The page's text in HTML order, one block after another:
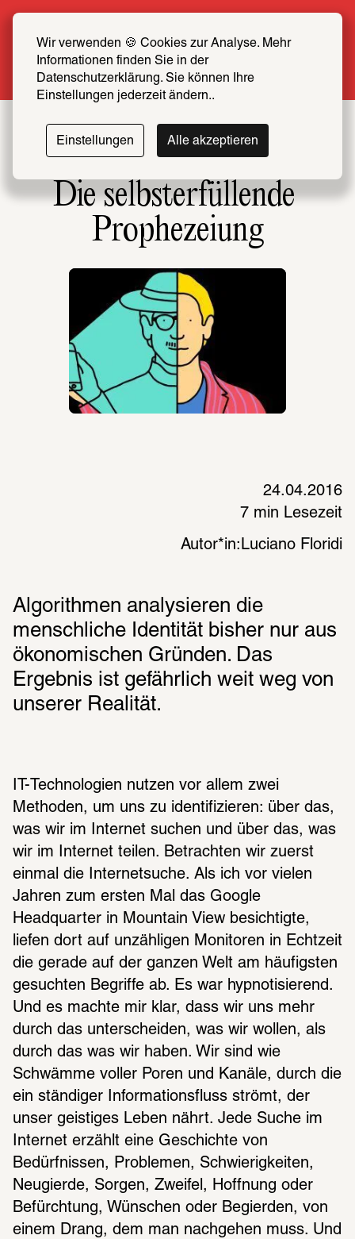
Wir verwenden 🍪 Cookies zur Analyse. Mehr
Informationen finden Sie in der
Datenschutzerklärung. Sie können Ihre
Einstellungen jederzeit ändern..
Einstellungen Alle akzeptieren
SCHIRN FREUND*IN werden
Mehr erfahren
Die selbsterfüllende
Prophezeiung
24.04.2016
7 min Lesezeit
Autor*in: Luciano Floridi
Algorithmen analysieren die
menschliche Identität bisher nur aus
ökonomischen Gründen. Das
Ergebnis ist gefährlich weit weg von
unserer Realität.
IT-Technologien nutzen vor allem zwei
Methoden, um uns zu identifizieren: über das,
was wir im Internet suchen und über das, was
wir im Internet teilen. Betrachten wir zuerst
einmal die Internetsuche. Als ich vor vielen
Jahren zum ersten Mal das Google
Headquarter in Mountain View besichtigte,
liefen dort auf unzähligen Monitoren in Echtzeit
die gerade auf der ganzen Welt am häufigsten
gesuchten Begriffe ab. Es war hypnotisierend.
Und es machte mir klar, dass wir uns mehr
durch das unterscheiden, was wir wollen, als
durch das was wir haben. Wir sind wie
Schwämme voller Poren und Kanäle, durch die
ein ständiger Informationsfluss strömt, der
unser geistiges Leben nährt. Jede Suche im
Internet erzählt eine Geschichte von
Bedürfnissen, Problemen, Schwierigkeiten,
Neugierde, Sorgen, Zweifel, Hoffnung oder
Befürchtung, Wünschen oder Begierden, von
einem Drang, dem man nachgehen muss. Und